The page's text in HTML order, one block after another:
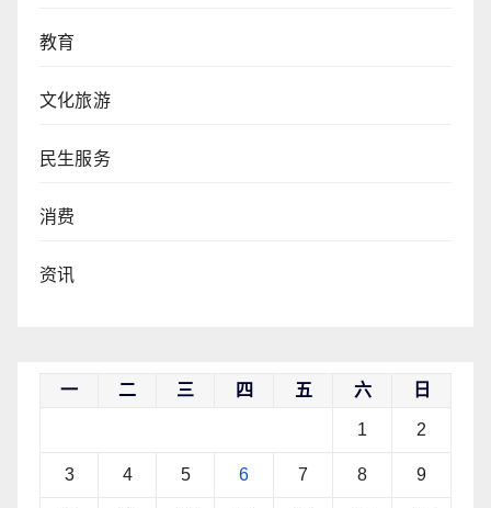
教育
文化旅游
民生服务
消费
资讯
一 二 三 四 五 六 日
1 2
3 4 5 6 7 8 9